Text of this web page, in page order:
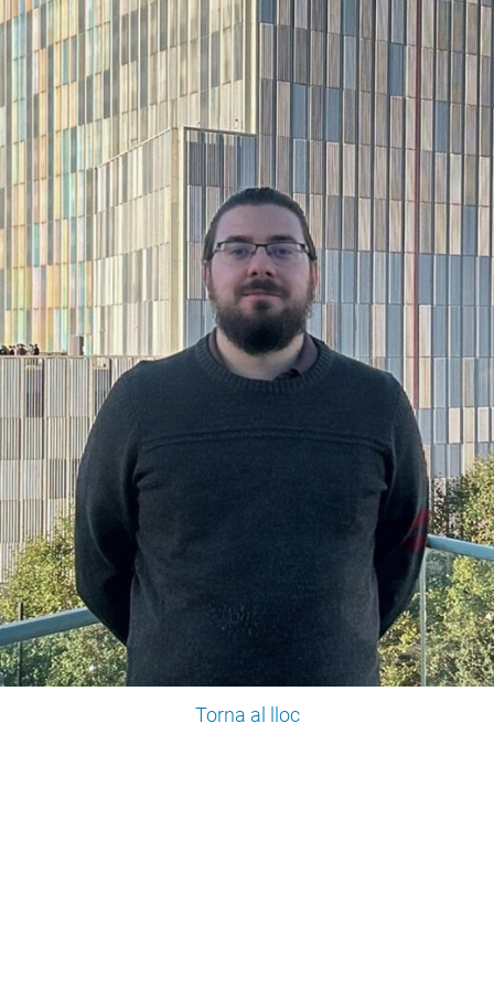
Torna al lloc